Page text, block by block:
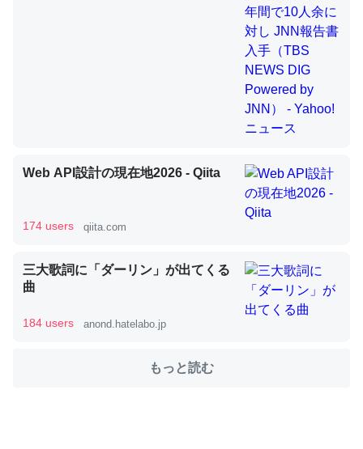
─ニュース :: 【研究発表】昆虫学の大問題＝「昆虫はなぜ海にいな
ジになったり努力してるし。
ウチもEchoを実家に置いて４年。でたまに覗いてる。ぼ
位置情報を共有してる。電池残量や充電中かが分かるので
Web API設計の現在地2026 - Qiita
174 users qiita.com
三大歌詞に「ダーリン」が出てくる
曲
184 users anond.hatelabo.jp
もっと読む